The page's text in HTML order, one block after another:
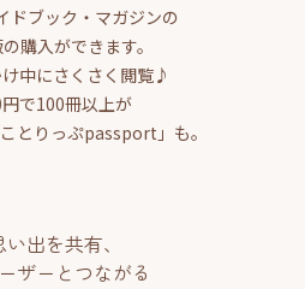
ドブック・マガジンの
購入ができます。
中にさくさく閲覧♪
で100冊以上が
とりっぷpassport」も。
出を共有、
ザーとつながる